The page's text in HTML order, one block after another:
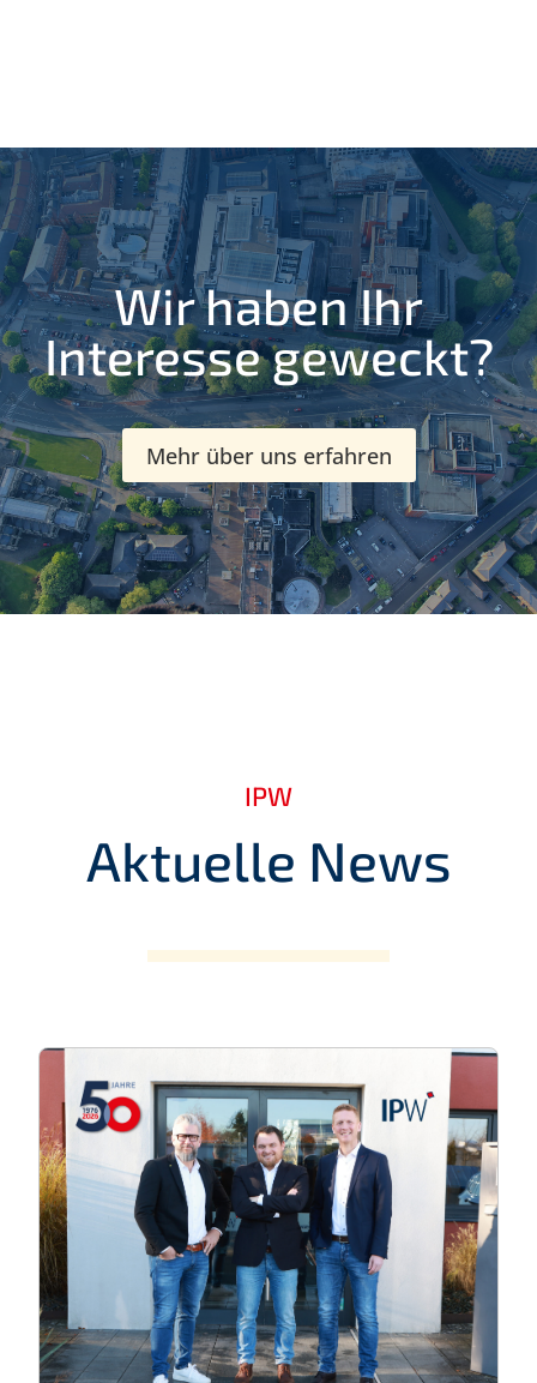
Wir haben Ihr
Interesse geweckt?
Mehr über uns erfahren
IPW
Aktuelle News